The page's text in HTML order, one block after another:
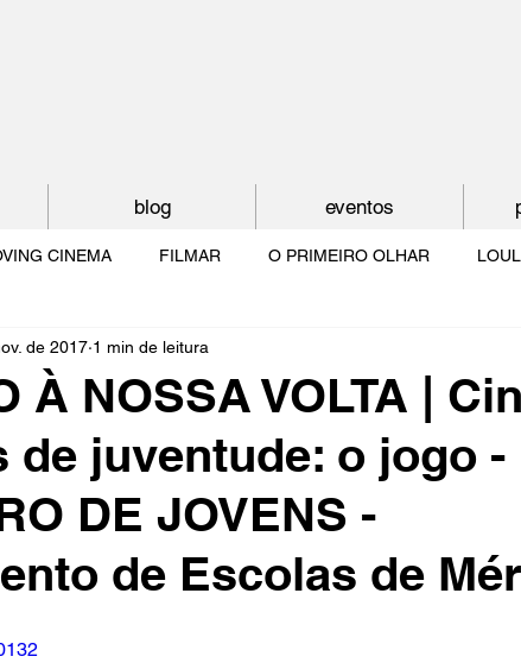
CINEMA FILMAR O PRIMEIRO OLHAR
O MUNDO À NOSSA VOLTA
CINEMA POR DENTRO CRESCER COM O CINEMA
À NOSSA VOLTA |
de juventude: o jogo -
DE JOVENS -
de Escolas de
de 2017 1 min de leitura
blog eventos